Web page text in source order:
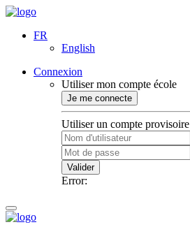
FR
English
Connexion
Utiliser mon compte école
Je me connecte
Utiliser un compte provisoire
Valider
Error: